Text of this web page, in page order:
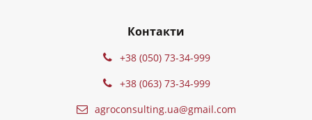
Контакти
+38 (050) 73-34-999
+38 (063) 73-34-999
agroconsulting.ua@gmail.com